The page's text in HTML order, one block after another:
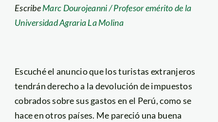
EscribeMarc Dourojeanni / Profesor emérito de la
Universidad Agraria La Molina
Escuché el anuncio que los turistas extranjeros
tendrán derecho a la devolución de impuestos
cobrados sobre sus gastos en el Perú, como se
hace en otros países. Me pareció una buena